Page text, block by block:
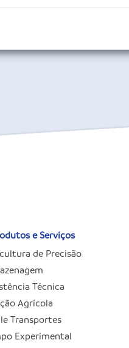
e Serviços
de Precisão
Técnica
Agrícola
Transportes
Experimental